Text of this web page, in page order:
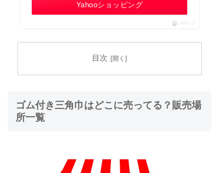
Yahooショッピング
ポチップ
目次
ゴム付き三角巾はどこに売ってる？販売場
所一覧